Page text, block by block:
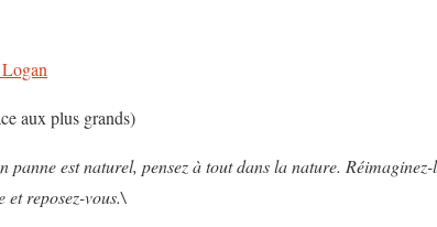
aux plus grands)
panne est naturel, pensez à tout dans la nature.
et reposez-vous.\